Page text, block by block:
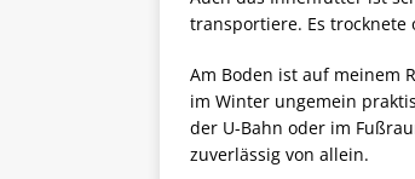
transportiere. Es trocknete
Am Boden ist auf meinem
im Winter ungemein
der U-Bahn oder im
zuverlässig von allein.